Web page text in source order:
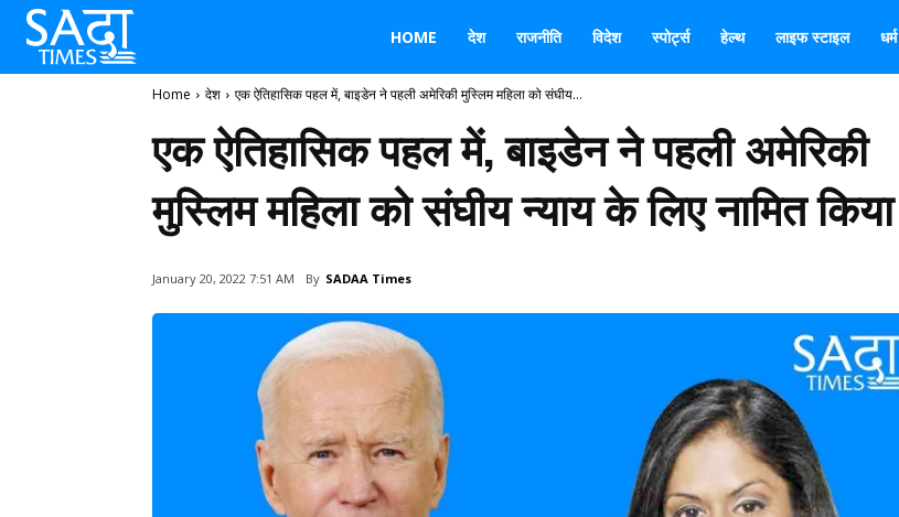
HOME देश राजनीति विदेश स्पोर्ट्स हेल्थ लाइफ स्टाइल धर्म
Home देश एक ऐतिहासिक पहल में, बाइडेन ने पहली अमेरिकी मुस्लिम महिला को संघीय...
एक ऐतिहासिक पहल में, बाइडेन ने पहली अमेरिकी
मुस्लिम महिला को संघीय न्याय के लिए नामित किया
January 20, 2022 7:51 AM By SADAA Times